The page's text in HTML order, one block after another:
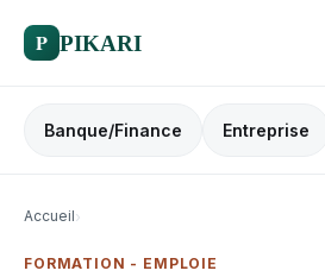
P PIKARI
Banque/Finance Entreprise
Accueil›
FORMATION - EMPLOIE